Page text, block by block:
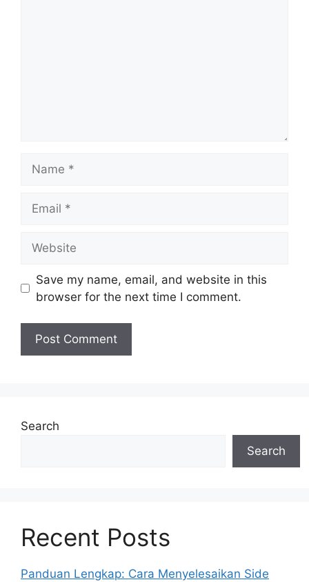
Save my name, email, and website in this
browser for the next time I comment.
Search
Search
Recent Posts
Panduan Lengkap: Cara Menyelesaikan Side